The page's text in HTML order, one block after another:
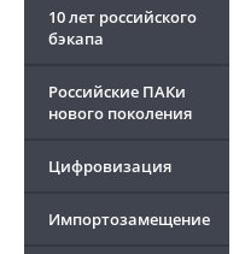
10 лет российского
бэкапа
Российские ПАКи
нового поколения
Цифровизация
Импортозамещение